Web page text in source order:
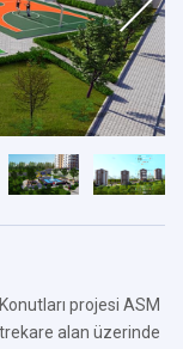
projesi ASM
alan üzerinde